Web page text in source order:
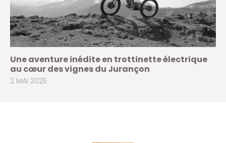
Une aventure inédite en trottinette électrique
au cœur des vignes du Jurançon
2 MAI 2025